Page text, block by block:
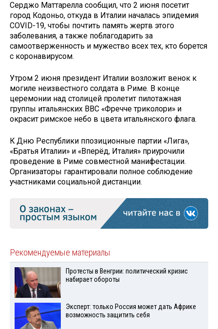
Серджо Маттарелла сообщил, что 2 июня посетит
город Кодоньо, откуда в Италии началась эпидемия
COVID-19, чтобы почтить память жертв этого
заболевания, а также поблагодарить за
самоотверженность и мужество всех тех, кто борется
с коронавирусом.
Утром 2 июня президент Италии возложит венок к
могиле неизвестного солдата в Риме. В конце
церемонии над столицей пролетит пилотажная
группы итальянских ВВС «Фречче триколори» и
окрасит римское небо в цвета итальянского флага.
К Дню Республики ппозиционные партии «Лига»,
«Братья Италии» и «Вперёд, Италия» приурочили
проведение в Риме совместной манифестации.
Организаторы гарантировали полное соблюдение
участниками социальной дистанции.
Рекомендуемые материалы
Протесты в Венгрии: политический кризис
набирает обороты
Эксперт: только Россия может дать Африке
возможность защитить себя